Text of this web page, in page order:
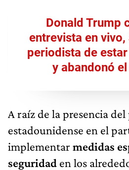
Donald Trump
entrevista en vivo,
periodista de
y abandonó
A raíz de la presencia
estadounidense en el
implementar medidas
seguridad en los